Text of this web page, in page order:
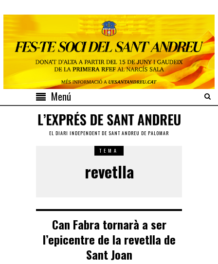
Menú
EL DIARI INDEPENDENT DE SANT ANDREU DE PALOMAR
TEMA
revetlla
Can Fabra tornarà a ser
l’epicentre de la revetlla de
Sant Joan